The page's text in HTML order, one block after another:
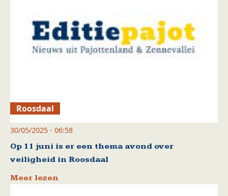
Roosdaal
30/05/2025 - 06:58
Op 11 juni is er een thema avond over
veiligheid in Roosdaal
Meer lezen